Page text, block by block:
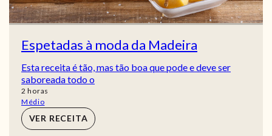
Espetadas à moda da Madeira
Esta receita é tão, mas tão boa que pode e deve ser
saboreada todo o
2 horas
horas
Médio
VER RECEITA